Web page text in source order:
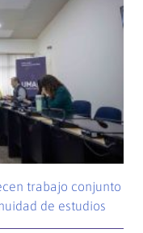
trabajo conjunto
de estudios